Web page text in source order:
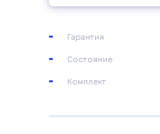
Гарантия
Состояние
Комплект